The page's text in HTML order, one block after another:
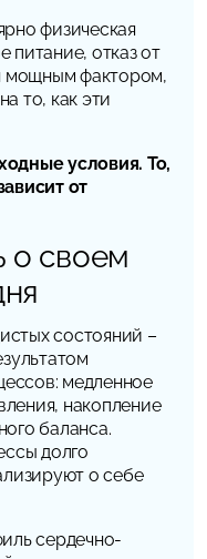
физическая
питание, отказ от
мощным фактором,
то, как эти
условия. То,
от
о своем
состояний –
медленное
накопление
баланса.
долго
о себе
сердечно-